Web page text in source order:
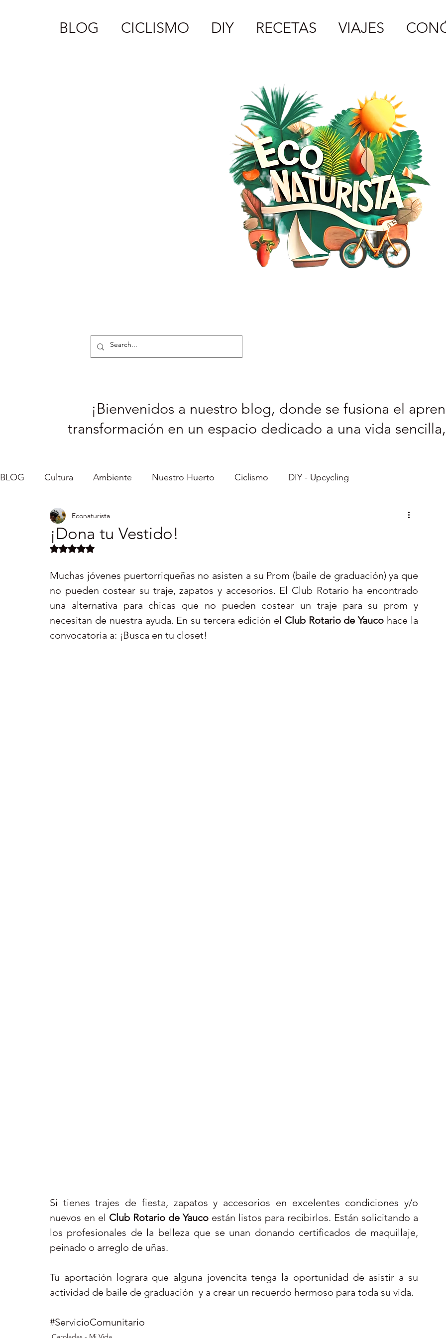
BLOG CICLISMO DIY RECETAS VIAJES
¡Bienvenidos a nuestro blog, donde se fusiona el
transformación en un espacio dedicado a una vida
BLOG Cultura Ambiente Nuestro Huerto Ciclismo DIY - Upcycling
Caroladas - Mi Vida
Servicio Comunitario
¡Dona tu Vestido!
Econaturista
Obtuvo NaN de 5 estrellas.
Muchas jóvenes puertorriqueñas no asisten a su Prom (baile de graduación) ya que
no pueden costear su traje, zapatos y accesorios. El Club Rotario ha encontrado
una alternativa para chicas que no pueden costear un traje para su prom y
necesitan de nuestra ayuda. En su tercera edición el Club Rotario de Yauco hace la
convocatoria a: ¡Busca en tu closet!
Si tienes trajes de fiesta, zapatos y accesorios en excelentes condiciones y/o
nuevos en el Club Rotario de Yauco están listos para recibirlos. Están solicitando a
los profesionales de la belleza que se unan donando certificados de maquillaje,
peinado o arreglo de uñas.
Tu aportación lograra que alguna jovencita tenga la oportunidad de asistir a su
#ServicioComunitario